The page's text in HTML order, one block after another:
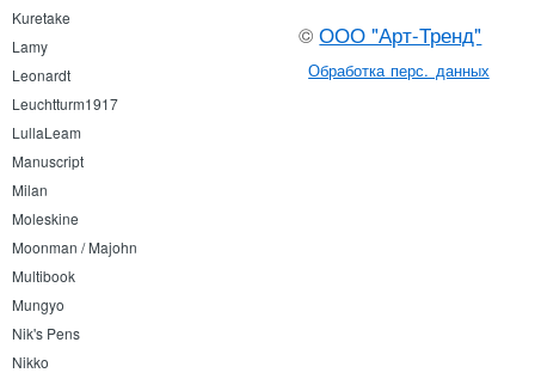
Kuretake
Lamy
Leonardt
Leuchtturm1917
LullaLeam
Manuscript
Milan
Moleskine
Moonman / Majohn
Multibook
Mungyo
Nik's Pens
Nikko
©ООО "Арт-Тренд"
Обработка перс. данных